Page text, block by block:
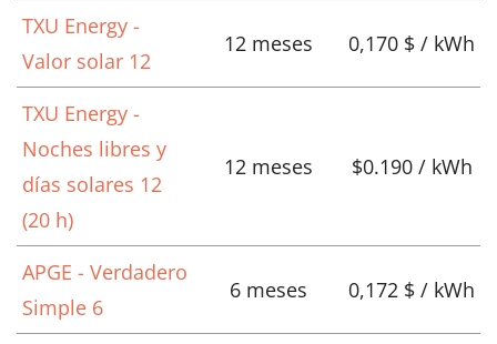
TXU Energy -
Valor solar 12
12 meses 0,170 $ / kWh
TXU Energy -
Noches libres y
días solares 12
(20 h)
12 meses $0.190 / kWh
APGE - Verdadero
Simple 6
6 meses 0,172 $ / kWh